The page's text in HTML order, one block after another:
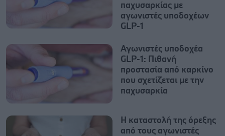
παχυσαρκίας με
αγωνιστές υποδοχέων
GLP-1
Αγωνιστές υποδοχέα
GLP-1: Πιθανή
προστασία από καρκίνο
που σχετίζεται με την
παχυσαρκία
Η καταστολή της όρεξης
από τους αγωνιστές